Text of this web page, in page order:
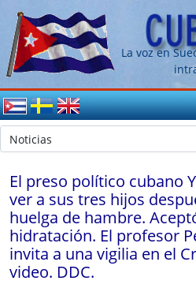
La voz en
El preso político cubano
ver a sus tres hijos
huelga de hambre.
hidratación. El profesor
invita a una vigilia en el
video. DDC.